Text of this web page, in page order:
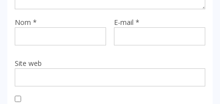
Nom * E-mail *
Site web